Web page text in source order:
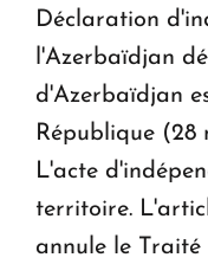
Déclaration
l'Azerbaïdjan
d'Azerbaïdjan
République (28
L'acte
territoire.
annule le Traité